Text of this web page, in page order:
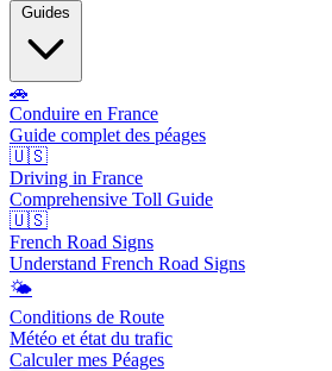
Guides
🚗
Conduire en France
Guide complet des péages
🇺🇸
Driving in France
Comprehensive Toll Guide
🇺🇸
French Road Signs
Understand French Road Signs
🌤️
Conditions de Route
Météo et état du trafic
Calculer mes Péages